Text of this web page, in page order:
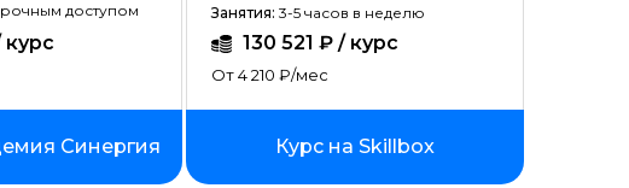
доступом
курс
Синергия
Занятия: 3-5 часов в неделю
130 521 ₽ / курс
От 4 210 ₽/мес
Курс на Skillbox